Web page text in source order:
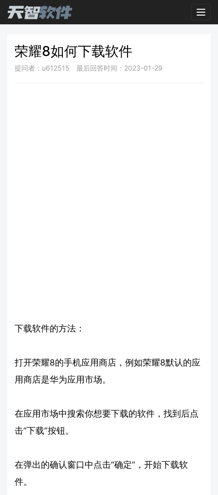
荣耀8如何下载软件
提问者：u612515 最后回答时间：2023-01-29
下载软件的方法：
打开荣耀8的手机应用商店，例如荣耀8默认的应
用商店是华为应用市场。
在应用市场中搜索你想要下载的软件，找到后点
击“下载”按钮。
在弹出的确认窗口中点击“确定”，开始下载软
件。